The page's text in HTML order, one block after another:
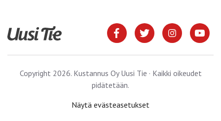
Copyright 2026. Kustannus Oy Uusi Tie · Kaikki oikeudet
pidätetään.
Näytä evästeasetukset